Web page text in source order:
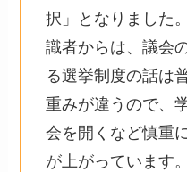
択」となりました。
識者からは、議会
る選挙制度の話は
重みが違うので、
会を開くなど慎重
が上がっています。